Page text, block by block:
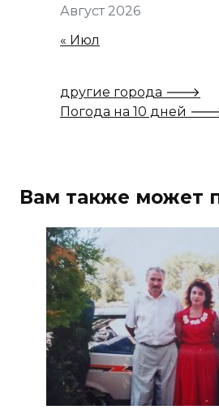
Август 2026
« Июл
другие города 🡒
Погода на 10 дней
Вам также может